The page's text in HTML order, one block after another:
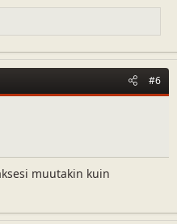
#6
muutakin kuin